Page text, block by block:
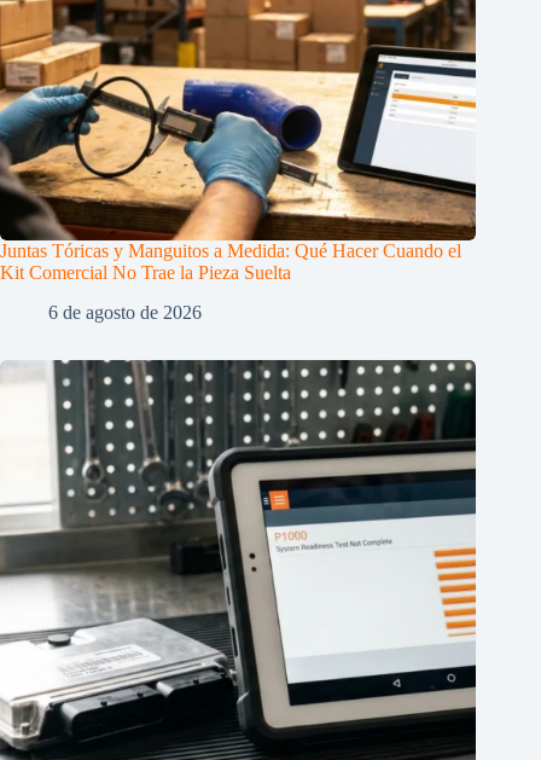
Juntas Tóricas y Manguitos a Medida: Qué Hacer Cuando el
Kit Comercial No Trae la Pieza Suelta
6 de agosto de 2026